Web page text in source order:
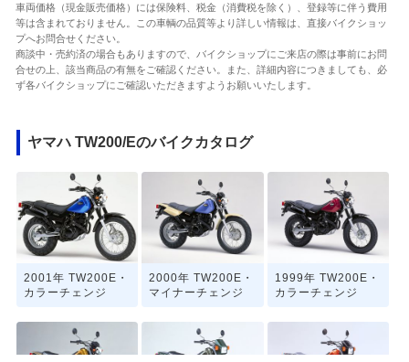
車両価格（現金販売価格）には保険料、税金（消費税を除く）、登録等に伴う費用
等は含まれておりません。この車輌の品質等より詳しい情報は、直接バイクショッ
プへお問合せください。
商談中・売約済の場合もありますので、バイクショップにご来店の際は事前にお問
合せの上、該当商品の有無をご確認ください。また、詳細内容につきましても、必
ず各バイクショップにご確認いただきますようお願いいたします。
ヤマハ TW200/Eのバイクカタログ
2001年 TW200E・
カラーチェンジ
2000年 TW200E・
マイナーチェンジ
1999年 TW200E・
カラーチェンジ